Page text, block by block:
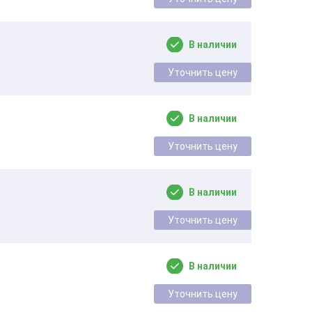
В наличии
Уточнить цену
В наличии
Уточнить цену
В наличии
Уточнить цену
В наличии
Уточнить цену